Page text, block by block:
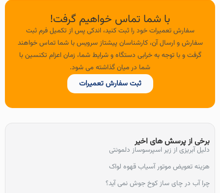
با شما تماس خواهیم گرفت!
سفارش تعمیرات خود را ثبت کنید، اندکی پس از تکمیل فرم ثبت
سفارش و ارسال آن، کارشناسان پیشتاز سرویس با شما تماس خواهند
گرفت و با توجه به خرابی دستگاه و شرایط شما، زمان اعزام تکنسین با
شما در میان گذاشته می شود.
ثبت سفارش تعمیرات
برخی از پرسش های اخیر
دلیل آبریزی از زیر اسپرسوساز دلمونتی
هزینه تعویض موتور آسیاب قهوه لواک
چرا آب در چای ساز کوخ جوش نمی آید؟